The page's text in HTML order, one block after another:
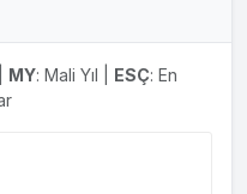
MY: Mali Yıl | ESÇ: En